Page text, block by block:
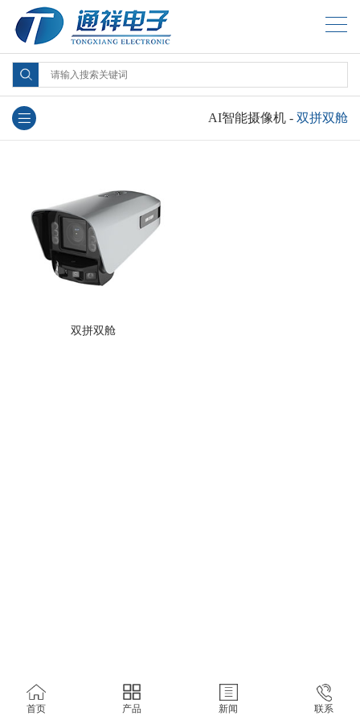
AI智能摄像机 - 双拼双舱
双拼双舱
首页 产品 新闻 联系